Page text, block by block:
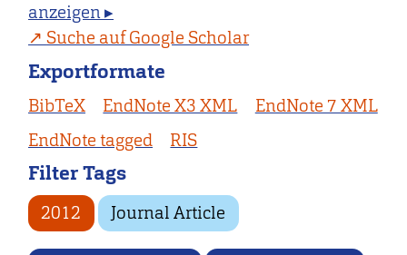
anzeigen ▸
Suche auf Google Scholar
Exportformate
BibTeX EndNote X3 XML
EndNote 7 XML
EndNote tagged
RIS
Filter Tags
2012 Journal Article